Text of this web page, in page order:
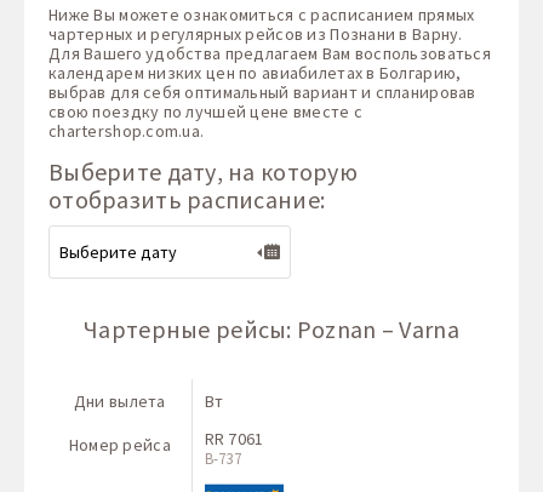
Ниже Вы можете ознакомиться с расписанием прямых
чартерных и регулярных рейсов из Познани в Варну.
Для Вашего удобства предлагаем Вам воспользоваться
календарем низких цен по авиабилетах в Болгарию,
выбрав для себя оптимальный вариант и спланировав
свою поездку по лучшей цене вместе с
chartershop.com.ua.
Выберите дату, на которую
отобразить расписание:
Чартерные рейсы: Poznan – Varna
Дни вылета
Номер рейса
Вт
RR 7061
B-737